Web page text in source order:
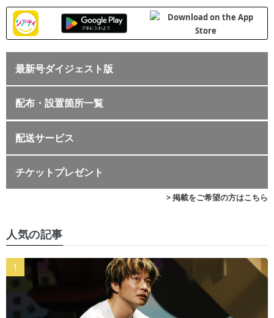
最新号ダイジェスト版
配布・設置箇所一覧
配送サービス
チケットプレゼント
> 掲載をご希望の方はこちら
人気の記事